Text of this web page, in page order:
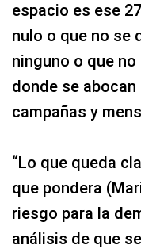
espacio es ese
nulo o que no se
ninguno o que
donde se
campañas y
“Lo que queda
que pondera
riesgo para la
análisis de que